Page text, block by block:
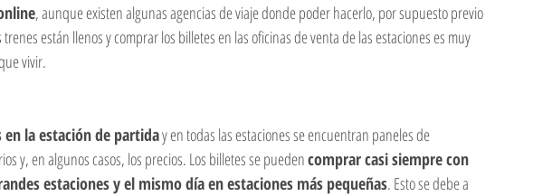
, aunque existen algunas agencias de viaje donde poder hacerlo, por supuesto previo
están llenos y comprar los billetes en las oficinas de venta de las estaciones es muy
vivir.
la estación de partida y en todas las estaciones se encuentran paneles de
y, en algunos casos, los precios. Los billetes se pueden comprar casi siempre con
estaciones y el mismo día en estaciones más pequeñas. Esto se debe a